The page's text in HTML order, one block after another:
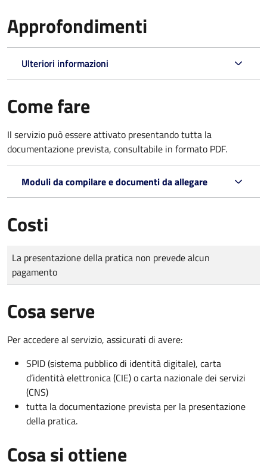
Approfondimenti
Ulteriori informazioni
Come fare
Il servizio può essere attivato presentando tutta la
documentazione prevista, consultabile in formato PDF.
Moduli da compilare e documenti da allegare
Costi
Tipo di pagamento
Importo
La presentazione della pratica non prevede alcun
pagamento
Cosa serve
Per accedere al servizio, assicurati di avere:
SPID (sistema pubblico di identità digitale), carta
d’identità elettronica (CIE) o carta nazionale dei servizi
(CNS)
tutta la documentazione prevista per la presentazione
della pratica.
Cosa si ottiene